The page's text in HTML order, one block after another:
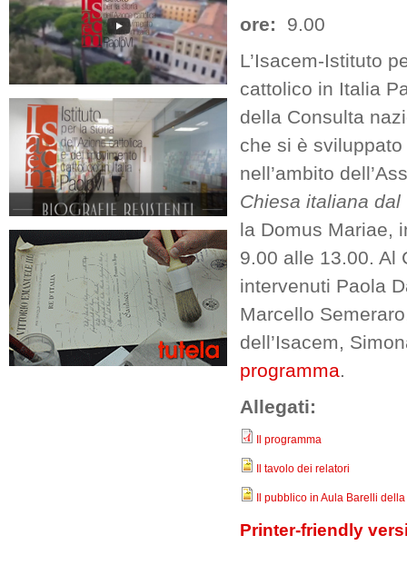
ore:
9.00
L’Isacem-Istituto
cattolico in Italia
della Consulta
che si è
nell’ambito
Chiesa italiana
la Domus Mariae,
9.00 alle 13.00. Al
intervenuti Paola
Marcello
dell’Isacem,
programma.
Allegati:
Il programma
Il tavolo dei relatori
Il pubblico in Aula Barelli
Printer-friendly